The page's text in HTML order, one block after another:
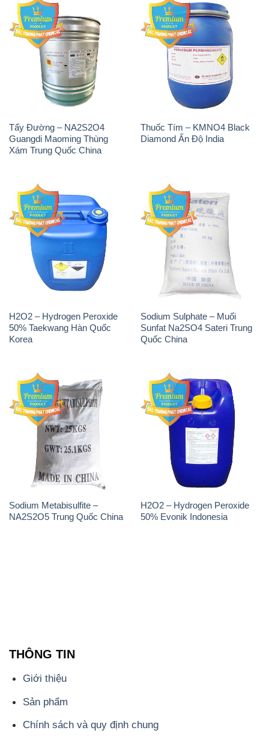
Tẩy Đường – NA2S2O4
Guangdi Maoming Thùng
Xám Trung Quốc China
Thuốc Tím – KMNO4 Black
Diamond Ấn Độ India
H2O2 – Hydrogen Peroxide
50% Taekwang Hàn Quốc
Korea
Sodium Sulphate – Muối
Sunfat Na2SO4 Sateri Trung
Quốc China
Sodium Metabisulfite –
NA2S2O5 Trung Quốc China
H2O2 – Hydrogen Peroxide
50% Evonik Indonesia
THÔNG TIN
Giới thiệu
Sản phẩm
Chính sách và quy định chung